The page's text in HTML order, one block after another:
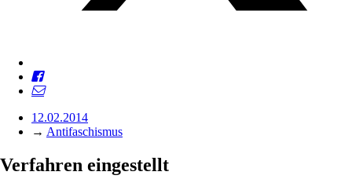
12.02.2014
→ Antifaschismus
Verfahren eingestellt